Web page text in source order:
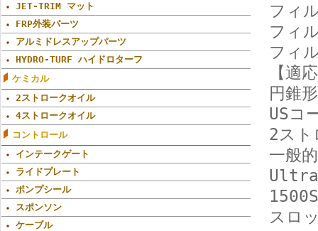
JET-TRIM マット
FRP外装パーツ
アルミドレスアップパーツ
HYDRO-TURF ハイドロターフ
ケミカル
2ストロークオイル
4ストロークオイル
コントロール
インテークゲート
ライドプレート
ポンプシール
スポンソン
ケーブル
フィ
フィ
フィ
【適
円錐
USコ
2スト
一般
Ultra
スロ